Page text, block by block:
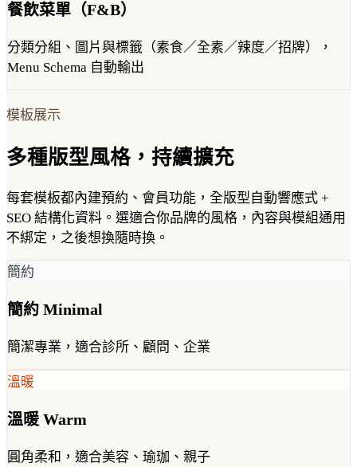
餐飲菜單（F&B）
分類分組、圖片與標籤（素食／全素／辣度／招牌），
Menu Schema 自動輸出
模板展示
多種版型風格，持續擴充
每套模板都內建預約、會員功能，全版型自動響應式 +
SEO 結構化資料。選適合你品牌的風格，內容與模組通用
不綁定，之後想換隨時換。
簡約
簡約 Minimal
簡潔專業，適合診所、顧問、企業
溫暖
溫暖 Warm
圓角柔和，適合美容、瑜珈、親子